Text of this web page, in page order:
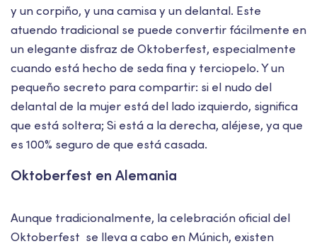
y un corpiño, y una camisa y un delantal. Este
atuendo tradicional se puede convertir fácilmente en
un elegante disfraz de Oktoberfest, especialmente
cuando está hecho de seda fina y terciopelo. Y un
pequeño secreto para compartir: si el nudo del
delantal de la mujer está del lado izquierdo, significa
que está soltera; Si está a la derecha, aléjese, ya que
es 100% seguro de que está casada.
Oktoberfest en Alemania
Aunque tradicionalmente, la celebración oficial del
Oktoberfest se lleva a cabo en Múnich, existen